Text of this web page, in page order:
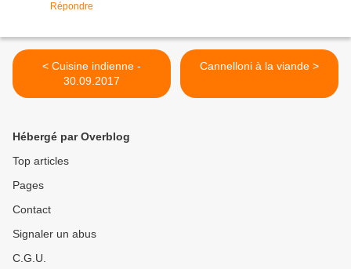
Répondre
< Cuisine indienne -
30.09.2017
Cannelloni à la viande >
Hébergé par Overblog
Top articles
Pages
Contact
Signaler un abus
C.G.U.